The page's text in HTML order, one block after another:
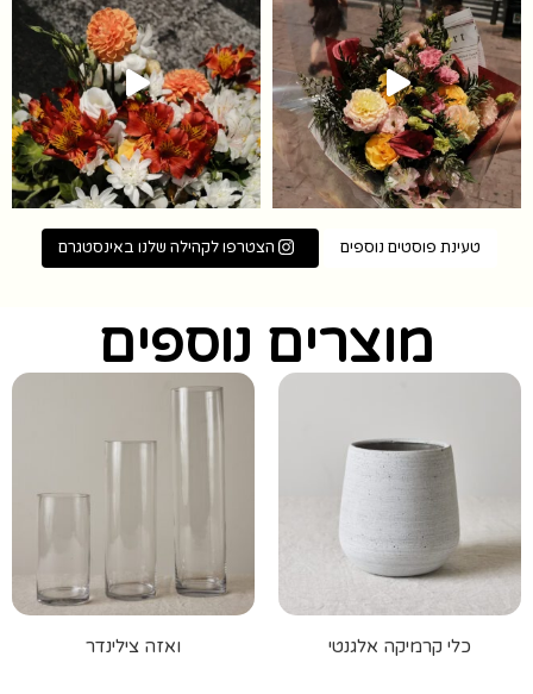
טעינת פוסטים נוספים הצטרפו לקהילה שלנו באינסטגרם
מוצרים נוספים
כלי קרמיקה אלגנטי ואזה צילינדר